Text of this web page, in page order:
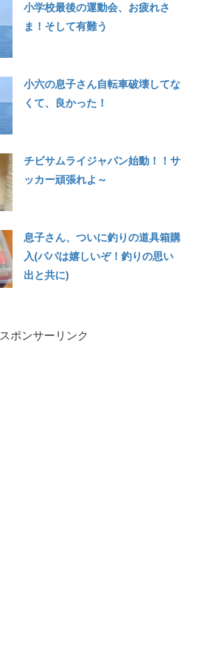
小学校最後の運動会、お疲れさ
ま！そして有難う
小六の息子さん自転車破壊してな
くて、良かった！
チビサムライジャパン始動！！サ
ッカー頑張れよ～
息子さん、ついに釣りの道具箱購
入(パパは嬉しいぞ！釣りの思い
出と共に)
スポンサーリンク